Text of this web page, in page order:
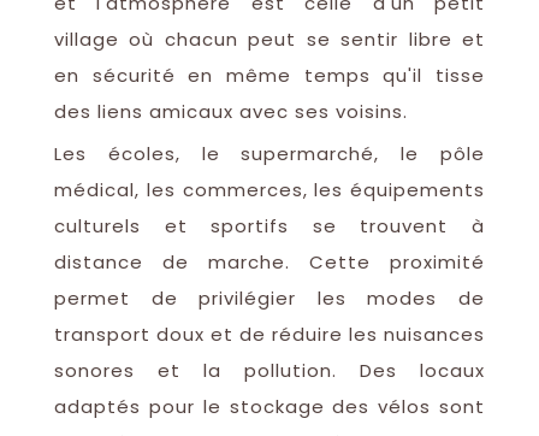
village où chacun peut se sentir libre et
en sécurité en même temps qu'il tisse
des liens amicaux avec ses voisins.
Les écoles, le supermarché, le pôle
médical, les commerces, les équipements
culturels et sportifs se trouvent à
distance de marche. Cette proximité
permet de privilégier les modes de
transport doux et de réduire les nuisances
sonores et la pollution. Des locaux
adaptés pour le stockage des vélos sont